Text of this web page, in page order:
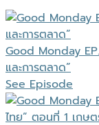
Good Monday
และการตลาด”
See Episode